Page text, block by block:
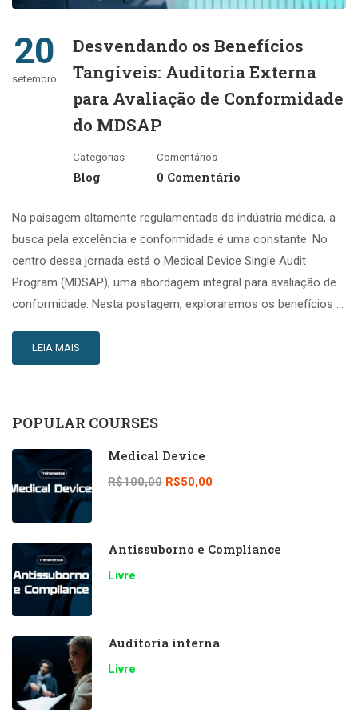
20
setembro
Desvendando os Benefícios
Tangíveis: Auditoria Externa
para Avaliação de Conformidade
do MDSAP
Categorias
Blog
Comentários
0 Comentário
Na paisagem altamente regulamentada da indústria médica, a
busca pela excelência e conformidade é uma constante. No
centro dessa jornada está o Medical Device Single Audit
Program (MDSAP), uma abordagem integral para avaliação de
conformidade. Nesta postagem, exploraremos os benefícios …
LEIA MAIS
POPULAR COURSES
Medical Device
R$100,00 R$50,00
Antissuborno e Compliance
Livre
Auditoria interna
Livre